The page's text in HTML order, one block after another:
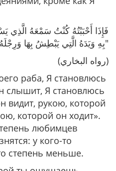
بِهِ وَيَدَهُ الَّتِي يَبْطِشُ بِهَا وَرِجْلَهُ الَّتِي يَمْشِي"
(رواه البخاري)
раба, Я становлюсь
слышит, Я становлюсь
видит, рукою, которой
которой он ходит».
любимцев
у кого-то
степень меньше.